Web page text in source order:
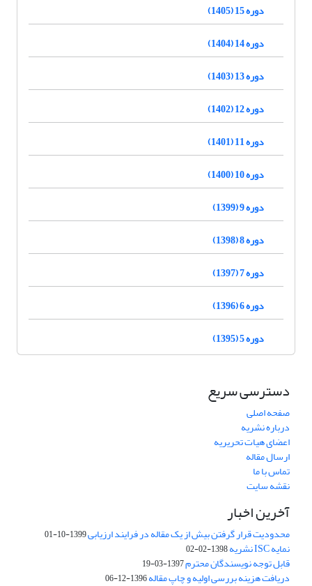
دوره 15 (1405)
دوره 14 (1404)
دوره 13 (1403)
دوره 12 (1402)
دوره 11 (1401)
دوره 10 (1400)
دوره 9 (1399)
دوره 8 (1398)
دوره 7 (1397)
دوره 6 (1396)
دوره 5 (1395)
دسترسی سریع
صفحه اصلی
درباره نشریه
اعضای هیات تحریریه
ارسال مقاله
تماس با ما
نقشه سایت
آخرین اخبار
محدودیت قرار گرفتن بیش از یک مقاله در فرایند ارزیابی1399-10-01
نمایه ISC نشریه 1398-02-02
قابل توجه نویسندگان محترم1397-03-19
دریافت هزینه بررسی اولیه و چاپ مقاله1396-12-06